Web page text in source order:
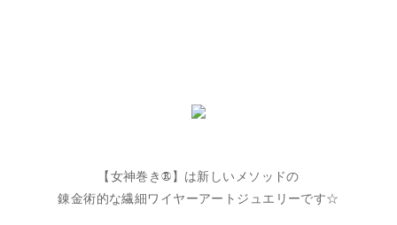
【女神巻き®】は新しいメソッドの
錬金術的な繊細ワイヤーアートジュエリーです☆